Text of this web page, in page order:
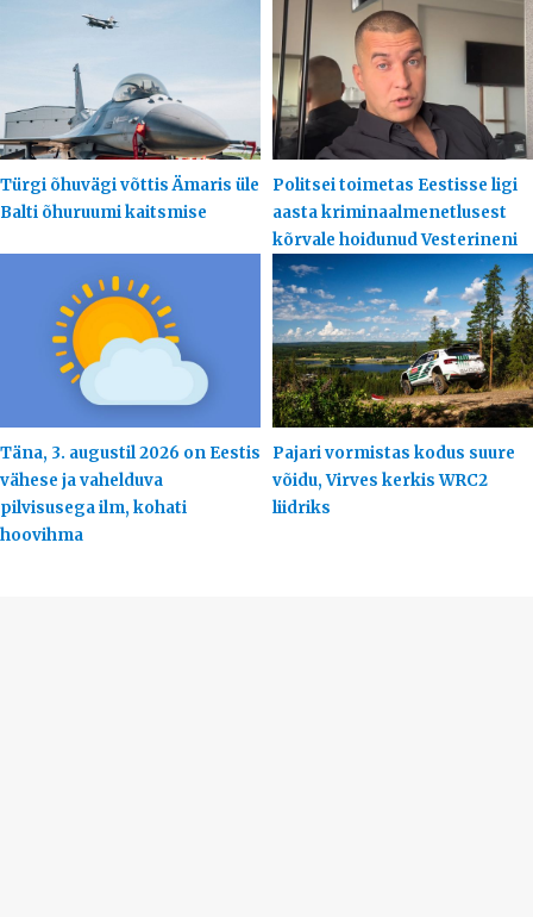
Türgi õhuvägi võttis Ämaris üle
Balti õhuruumi kaitsmise
Politsei toimetas Eestisse ligi
aasta kriminaalmenetlusest
kõrvale hoidunud Vesterineni
Täna, 3. augustil 2026 on Eestis
vähese ja vahelduva
pilvisusega ilm, kohati
hoovihma
Pajari vormistas kodus suure
võidu, Virves kerkis WRC2
liidriks